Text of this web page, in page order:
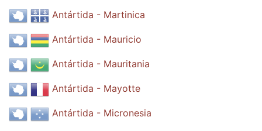
Antártida - Martinica
Antártida - Mauricio
Antártida - Mauritania
Antártida - Mayotte
Antártida - Micronesia